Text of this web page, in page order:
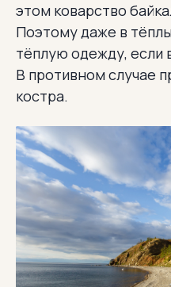
этом коварство
Поэтому даже в
тёплую одежду, если
В противном случае
костра.